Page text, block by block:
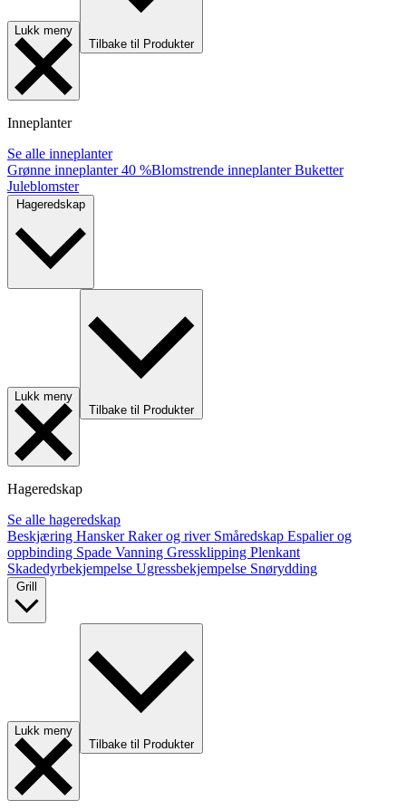
Lukk meny
Tilbake til Produkter
Inneplanter
Se alle inneplanter
Grønne inneplanter40 %Blomstrende inneplanterBuketter
Juleblomster
Lukk meny
Tilbake til Produkter
Hageredskap
Se alle hageredskap
Beskjæring HanskerRaker og river Småredskap Espalier og
oppbinding Spade Vanning Gressklipping Plenkant
Skadedyrbekjempelse Ugressbekjempelse Snørydding
Lukk meny
Tilbake til Produkter